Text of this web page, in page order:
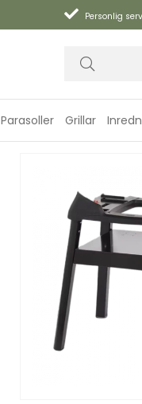
Personlig
Parasoller Grillar